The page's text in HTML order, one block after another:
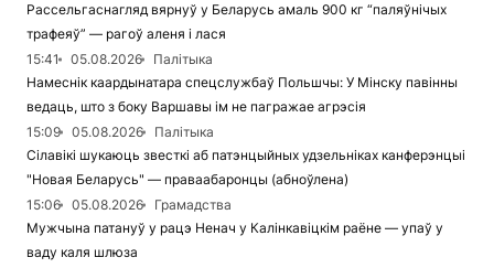
Рассельгаснагляд вярнуў у Беларусь амаль 900 кг “паляўнічых
трафеяў” — рагоў аленя і лася
15:41
05.08.2026
Палітыка
Намеснік каардынатара спецслужбаў Польшчы: У Мінску павінны
ведаць, што з боку Варшавы ім не пагражае агрэсія
15:09
05.08.2026
Палітыка
Сілавікі шукаюць звесткі аб патэнцыйных удзельніках канферэнцыі
"Новая Беларусь" — праваабаронцы (абноўлена)
15:06
05.08.2026
Грамадства
Мужчына патануў у рацэ Ненач у Калінкавіцкім раёне — упаў у
ваду каля шлюза